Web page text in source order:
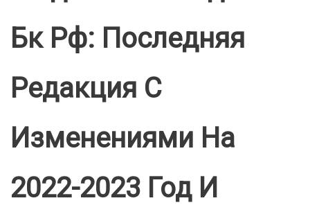
Бк Рф: Последняя
Редакция С
Изменениями На
2022-2023 Год И